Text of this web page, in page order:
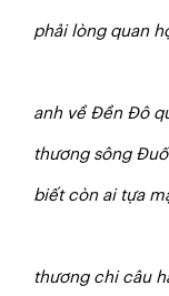
phải lòng quan
anh về Đền Đô
thương sông
biết còn ai tựa
thương chi câu